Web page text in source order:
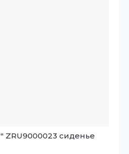
ZRU9000023 сиденье